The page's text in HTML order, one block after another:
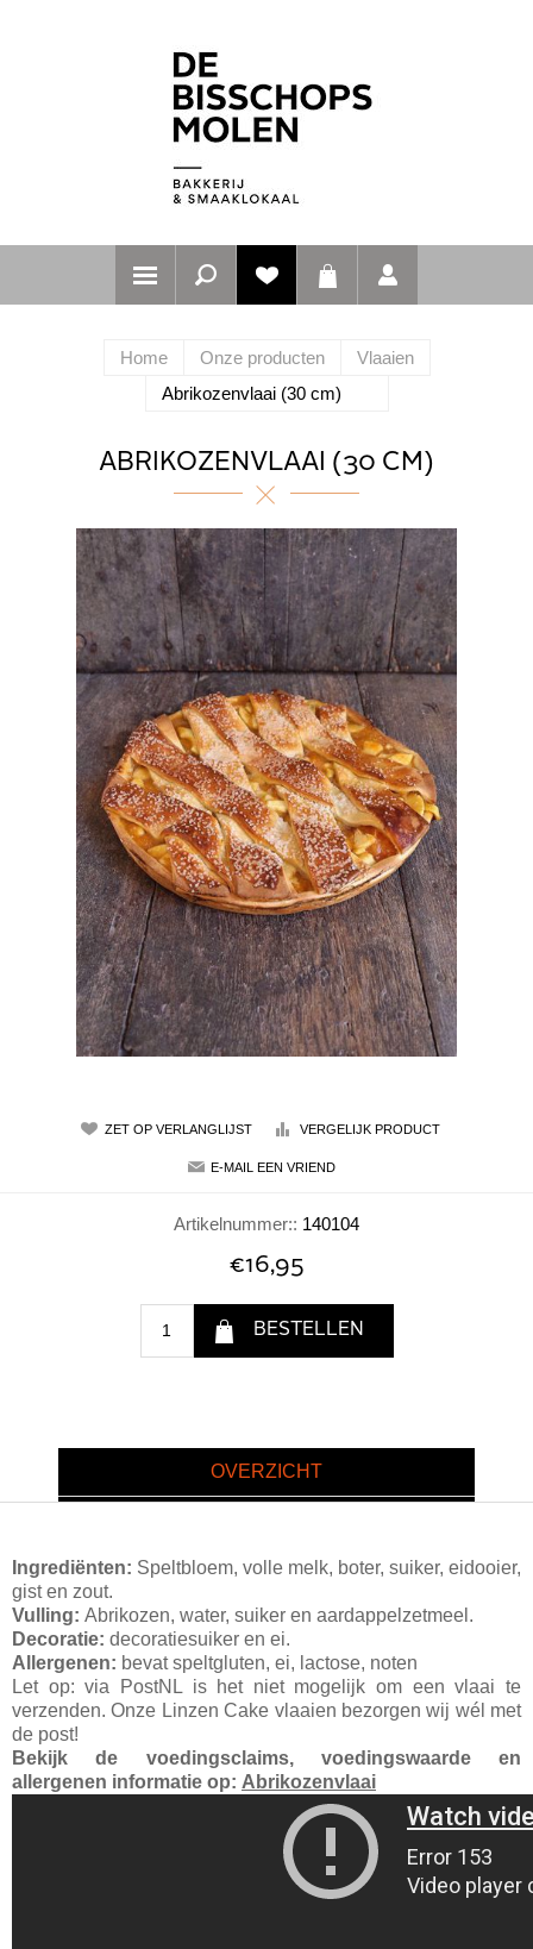
Home Onze producten
Vlaaien
Abrikozenvlaai (30 cm)
ABRIKOZENVLAAI (30 CM)
Artikelnummer:: 140104
€16,95
OVERZICHT
Ingrediënten: Speltbloem, volle melk, boter, suiker, eidooier,
gist en zout.
Vulling: Abrikozen, water, suiker en aardappelzetmeel.
Decoratie: decoratiesuiker en ei.
Allergenen: bevat speltgluten, ei, lactose, noten
Let op: via PostNL is het niet mogelijk om een vlaai te
verzenden. Onze Linzen Cake vlaaien bezorgen wij wél met
de post!
Bekijk de voedingsclaims, voedingswaarde en
allergenen informatie op: Abrikozenvlaai